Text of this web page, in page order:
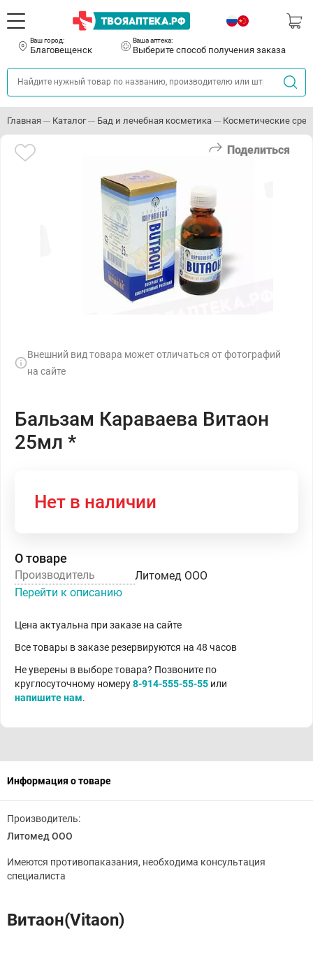
Ваш город:
Благовещенск
Ваша аптека:
Выберите способ получения заказа
Главная Каталог Бад и лечебная косметика Косметические
Поделиться
Внешний вид товара может отличаться от фотографий
на сайте
Бальзам Караваева Витаон
25мл *
Нет в наличии
О товаре
Производитель
Литомед ООО
Перейти к описанию
Цена актуальна при заказе на сайте
Все товары в заказе резервируются на 48 часов
Не уверены в выборе товара? Позвоните по
круглосуточному номеру8-914-555-55-55 или
напишите нам.
Информация о товаре
Производитель:
Литомед ООО
Имеются противопаказания, необходима консультация
специалиста
Витаон(Vitaon)